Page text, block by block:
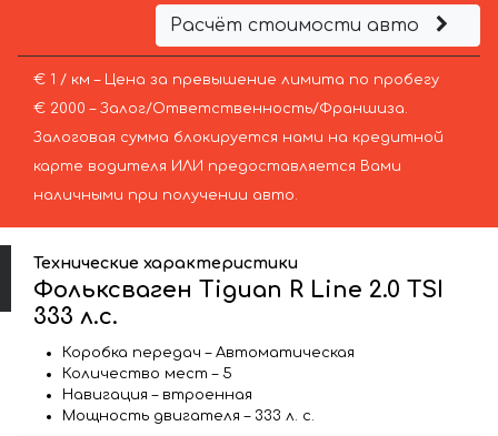
Расчёт стоимости авто
€ 1 / км – Цена за превышение лимита по пробегу
€ 2000 – Залог/Ответственность/Франшиза.
Залоговая сумма блокируется нами на кредитной
карте водителя ИЛИ предоставляется Вами
наличными при получении авто.
Технические характеристики
Фольксваген Tiguan R Line 2.0 TSI
333 л.с.
Коробка передач – Автоматическая
Количество мест – 5
Навигация – втроенная
Мощность двигателя – 333 л. с.